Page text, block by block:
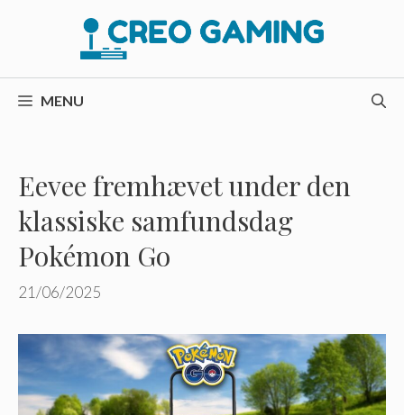
MENU
Eevee fremhævet under den
klassiske samfundsdag
Pokémon Go
21/06/2025